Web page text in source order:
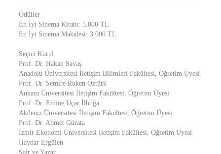
Ödüller
En İyi Sinema Kitabı: 5.000 TL
En İyi Sinema Makalesi: 3.000 TL
Seçici Kurul
Prof. Dr. Hakan Savaş
Anadolu Üniversitesi İletişim Bilimleri Fakültesi, Öğretim Üyesi
Prof. Dr. Semire Ruken Öztürk
Ankara Üniversitesi İletişim Fakültesi, Öğretim Üyesi
Prof. Dr. Emine Uçar İlbuğa
Akdeniz Üniversitesi İletişim Fakültesi, Öğretim Üyesi
Prof. Dr. Ahmet Gürata
İzmir Ekonomi Üniversitesi İletişim Fakültesi, Öğretim Üyesi
Haydar Ergülen
Şair ve Yazar